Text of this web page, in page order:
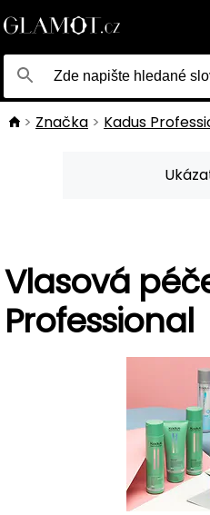
Značka Kadus
Vlasová
Professional